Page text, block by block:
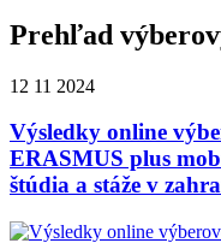
Prehľad
12 11 2024
Výsledky online
ERASMUS plus
štúdia a stáže v